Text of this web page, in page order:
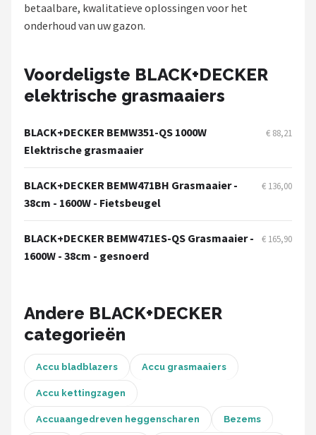
Talen Tools
Bosch
WORX
Einhell
Makita
Synx Tools
Alle merken →
betaalbare, kwalitatieve oplossingen voor het
onderhoud van uw gazon.
Voordeligste BLACK+DECKER
elektrische grasmaaiers
BLACK+DECKER BEMW351-QS 1000W
Elektrische grasmaaier
€ 88,21
BLACK+DECKER BEMW471BH Grasmaaier -
38cm - 1600W - Fietsbeugel
€ 136,00
BLACK+DECKER BEMW471ES-QS Grasmaaier -
1600W - 38cm - gesnoerd
€ 165,90
Andere BLACK+DECKER
categorieën
Accu bladblazers Accu grasmaaiers
Accu kettingzagen
Accuaangedreven heggenscharen Bezems